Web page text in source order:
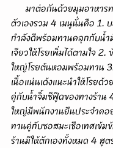
      มาต่อกันด้วยมุมอาหารทานเล่นมีให้ตักด้วย
ตัวเองรวม 4 เมนูนั่นคือ 1.
กำลังดีพร้อมทานคลุกกับน้ำ
เจียวให้โรยเพิ่มได้ตามใจ
ใหญ่โรยต้นหอมพร้อมทาน
เนื้อแน่นเด้งแนะนำให้โรยด้
คู่กับน้ำจิ้มซีฟู๊ดของทางร้าน
ใหญ่มีพนักงานยืนประจำคอ
ทานคู่กับซอสมะเชือเทศเข้
ร้านมีให้ตักเองทั้งหมด 4 สู